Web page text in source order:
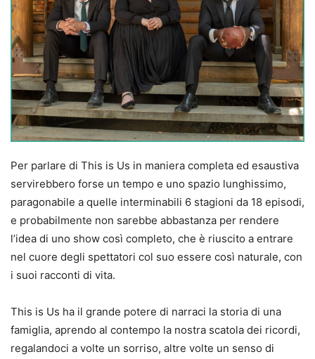
Per parlare di This is Us in maniera completa ed esaustiva
servirebbero forse un tempo e uno spazio lunghissimo,
paragonabile a quelle interminabili 6 stagioni da 18 episodi,
e probabilmente non sarebbe abbastanza per rendere
l’idea di uno show così completo, che è riuscito a entrare
nel cuore degli spettatori col suo essere così naturale, con
i suoi racconti di vita.
This is Us ha il grande potere di narraci la storia di una
famiglia, aprendo al contempo la nostra scatola dei ricordi,
regalandoci a volte un sorriso, altre volte un senso di